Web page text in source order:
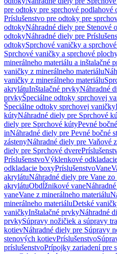
pre odtoky pre sprchové podlahové
Príslušenstvo pre odtoky pre
odtokyNáhradné diely pre Stenové
odtokyNáhradné diely pre
odtokySprchové vaničky a
Sprchové vaničky a sprchové
minerálneho materiálu a inštalačné
vaničky z minerálneho materiálu
vaničky z minerálneho materiálu
akrylátuInštalačné prvkyNáhradné
prvkyŠpeciálne odtoky sprchovej
Špeciálne odtoky sprchovej vaničky
kútyNáhradné diely pre Sprchové
diely pre Sprchové kútyPevné
inNáhradné diely pre Pevné bočné
zástenyNáhradné diely pre Vaňové
diely pre Sprchové dvere
PríslušenstvoVýklenkové
odkladacie boxyPríslušenstvoVane
akrylátuNáhradné diely pre Vane zo
akrylátuObdĺžnikové vane
vaneVane z minerálneho materiálu
minerálneho materiáluDetské
vaničkyInštalačné prvkyNáhradné
prvkySúpravy nožičiek a súpravy
kotievNáhradné diely pre Súpravy
stenových kotievPríslušenstvo
príslušenstvoPrípojky zariadení pre